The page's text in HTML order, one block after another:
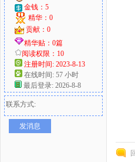
金钱：5
精华：0
贡献：0
精华贴：0篇
阅读权限：10
注册时间: 2023-8-13
在线时间: 57 小时
最后登录: 2026-8-8
联系方式:
发消息